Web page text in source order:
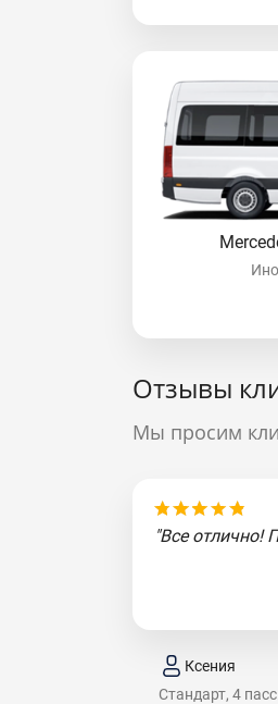
Отзывы
Мы просим
"Все отлично!
Ксения
Стандарт, 4 пасс.